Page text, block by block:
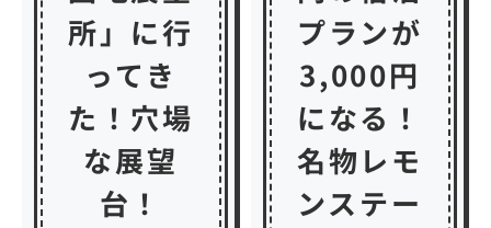
所」に行
ってき
た！穴場
な展望
台！
プランが
3,000円
になる！
名物レモ
ンステー